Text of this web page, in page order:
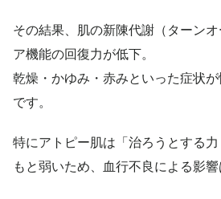
その結果、肌の新陳代謝（ターン
ア機能の回復力が低下。
乾燥・かゆみ・赤みといった症状
です。
特にアトピー肌は「治ろうとする
もと弱いため、血行不良による影響